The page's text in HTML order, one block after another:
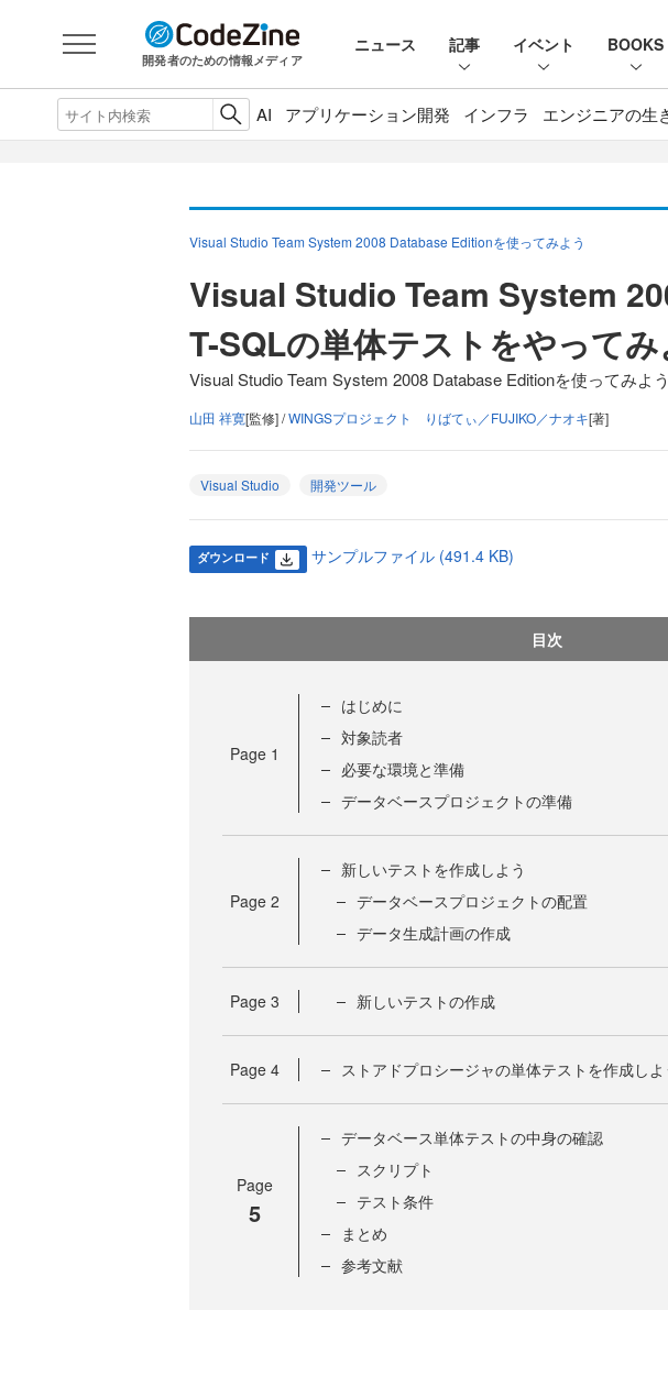
開発者のための情報メディア
ニュース 記事 イベント BOOKS
AI アプリケーション開発 インフラ エンジニアの生
Visual Studio Team System 2008 Database Editionを使ってみよう
Visual Studio Team System
T-SQLの単体テストをやってみ
Visual Studio Team System 2008 Database Editionを使ってみよう
山田 祥寛[監修] /WINGSプロジェクト りばてぃ／FUJIKO／ナオキ[著]
Visual Studio 開発ツール
ダウンロード サンプルファイル (491.4 KB)
目次
Page 1
はじめに
対象読者
必要な環境と準備
データベースプロジェクトの準備
Page 2
新しいテストを作成しよう
データベースプロジェクトの配置
データ生成計画の作成
Page 3 新しいテストの作成
Page 4 ストアドプロシージャの単体テストを作成しよ
Page
5
データベース単体テストの中身の確認
スクリプト
テスト条件
まとめ
参考文献